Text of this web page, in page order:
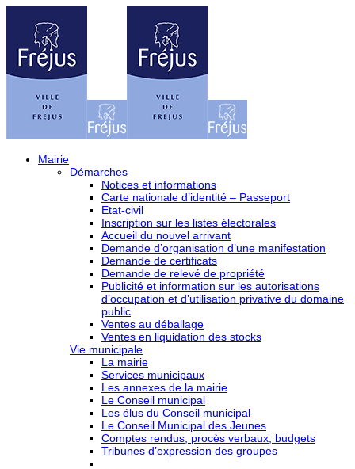
Mairie
Démarches
Notices et informations
Carte nationale d’identité – Passeport
Etat-civil
Inscription sur les listes électorales
Accueil du nouvel arrivant
Demande d’organisation d’une manifestation
Demande de certificats
Demande de relevé de propriété
Publicité et information sur les autorisations
d’occupation et d’utilisation privative du domaine
public
Ventes au déballage
Ventes en liquidation des stocks
Vie municipale
La mairie
Services municipaux
Les annexes de la mairie
Le Conseil municipal
Les élus du Conseil municipal
Le Conseil Municipal des Jeunes
Comptes rendus, procès verbaux, budgets
Tribunes d’expression des groupes